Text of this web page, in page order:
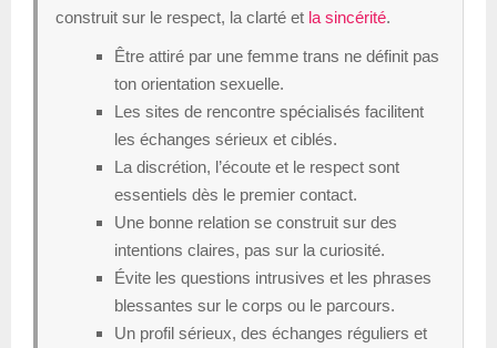
construit sur le respect, la clarté et la sincérité.
Être attiré par une femme trans ne définit pas
ton orientation sexuelle.
Les sites de rencontre spécialisés facilitent
les échanges sérieux et ciblés.
La discrétion, l’écoute et le respect sont
essentiels dès le premier contact.
Une bonne relation se construit sur des
intentions claires, pas sur la curiosité.
Évite les questions intrusives et les phrases
blessantes sur le corps ou le parcours.
Un profil sérieux, des échanges réguliers et